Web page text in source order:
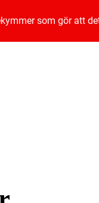
som gör att